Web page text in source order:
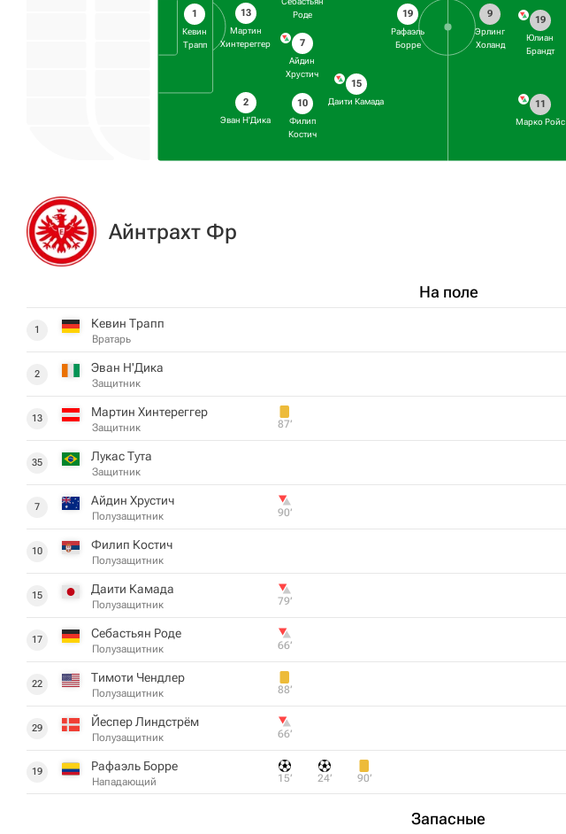
1
Кевин
Трапп
13
Мартин
Хинтереггер
2
Эван Н'Дика
Роде
7
Айдин
Хрустич
10
Филип
Костич
15
Даити Камада
19
Рафаэль
Борре
19
Юлиан
Брандт
11
Марко Ройс
9
Эрлинг
Холанд
Айнтрахт Фр
На поле
1 Кевин Трапп
Вратарь
2 Эван Н'Дика
Защитник
13 Мартин Хинтереггер
Защитник 87‎’‎
35 Лукас Тута
Защитник
7 Айдин Хрустич
Полузащитник 90‎’‎
10 Филип Костич
Полузащитник
15 Даити Камада
Полузащитник 79‎’‎
17 Себастьян Роде
Полузащитник 66‎’‎
22 Тимоти Чендлер
Полузащитник 88‎’‎
29 Йеспер Линдстрём
Полузащитник 66‎’‎
19 Рафаэль Борре
Нападающий 15‎’‎ 24‎’‎ 90‎’‎
Запасные